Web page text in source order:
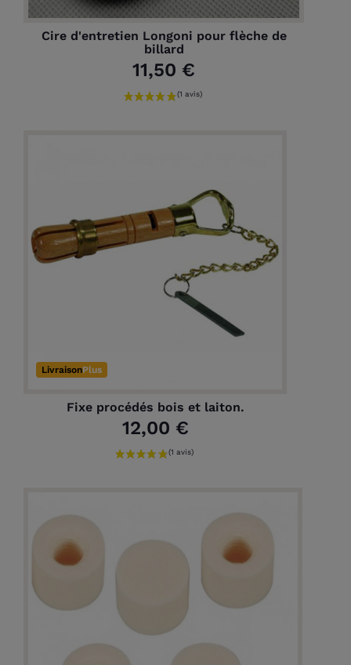
Cire d'entretien Longoni pour flèche de
billard
11,50 €
LivraisonPlus
Fixe procédés bois et laiton.
12,00 €